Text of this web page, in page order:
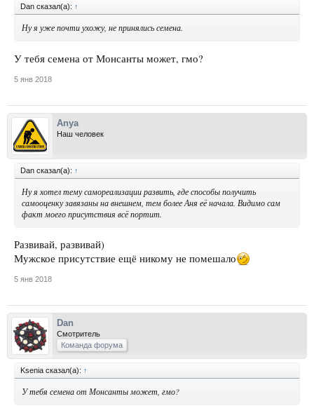
Dan сказал(а): ↑
Ну я уже почти ухожу, не принялись семена.
У тебя семена от Монсанты может, гмо?
5 янв 2018
Anya
Наш человек
Dan сказал(а): ↑
Ну я хотел тему самореализации развить, где способы получить
самооценку завязаны на внешнем, тем более Аня её начала. Видимо сам
факт моего присутствия всё портит.
Развивай, развивай)
Мужское присутствие ещё никому не помешало
5 янв 2018
Dan
Смотритель
Команда форума
Ksenia сказал(а): ↑
У тебя семена от Монсанты может, гмо?